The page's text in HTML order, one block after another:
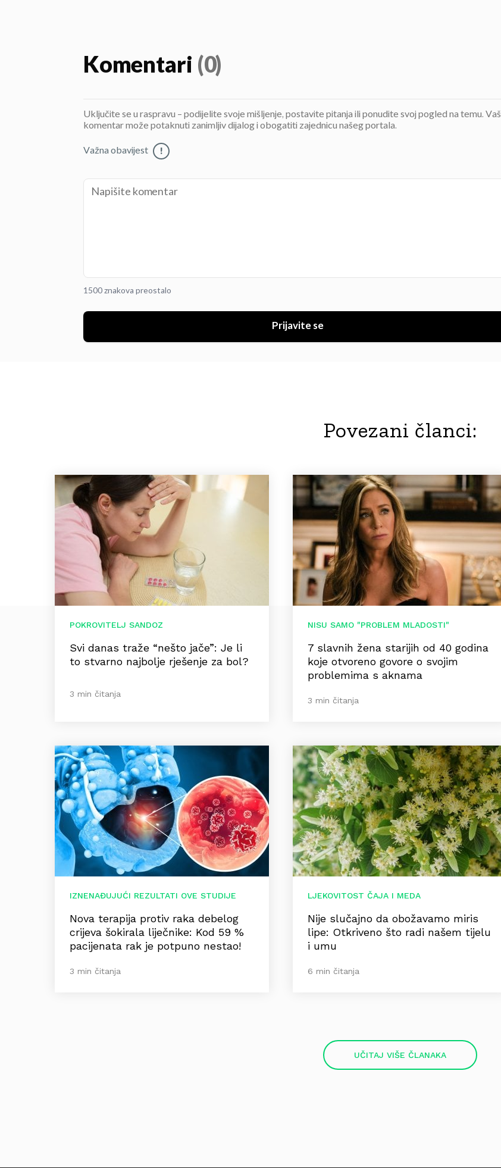
Komentari (0)
Uključite se u raspravu – podijelite svoje mišljenje, postavite pitanja ili ponudite svoj pogled na temu. Vaš
komentar može potaknuti zanimljiv dijalog i obogatiti zajednicu našeg portala.
Važna obavijest !
1500 znakova preostalo
Prijavite se
Povezani članci:
POKROVITELJ SANDOZ
Svi danas traže “nešto jače”: Je li
to stvarno najbolje rješenje za bol?
3 min čitanja
NISU SAMO "PROBLEM MLADOSTI"
7 slavnih žena starijih od 40 godina
koje otvoreno govore o svojim
problemima s aknama
3 min čitanja
IZNENAĐUJUĆI REZULTATI OVE STUDIJE
Nova terapija protiv raka debelog
crijeva šokirala liječnike: Kod 59 %
pacijenata rak je potpuno nestao!
3 min čitanja
LJEKOVITOST ČAJA I MEDA
Nije slučajno da obožavamo miris
lipe: Otkriveno što radi našem tijelu
i umu
6 min čitanja
UČITAJ VIŠE ČLANAKA